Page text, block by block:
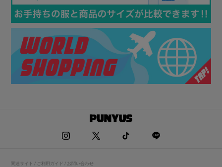
関連サイト / ご利用ガイド / お問い合わせ